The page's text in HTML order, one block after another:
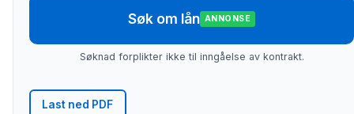
Søk om lån ANNONSE
Søknad forplikter ikke til inngåelse av kontrakt.
Last ned PDF